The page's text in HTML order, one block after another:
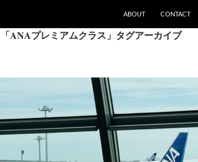
ABOUT CONTACT
「ANAプレミアムクラス」タグアーカイブ